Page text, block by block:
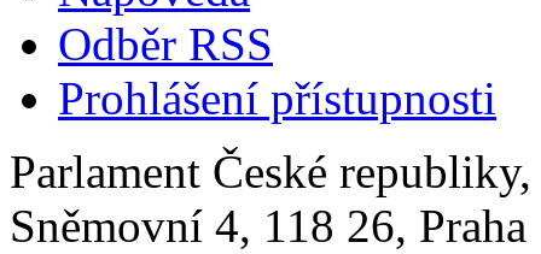
Odběr RSS
Prohlášení přístupnosti
Parlament České
Sněmovní 4, 118 26,